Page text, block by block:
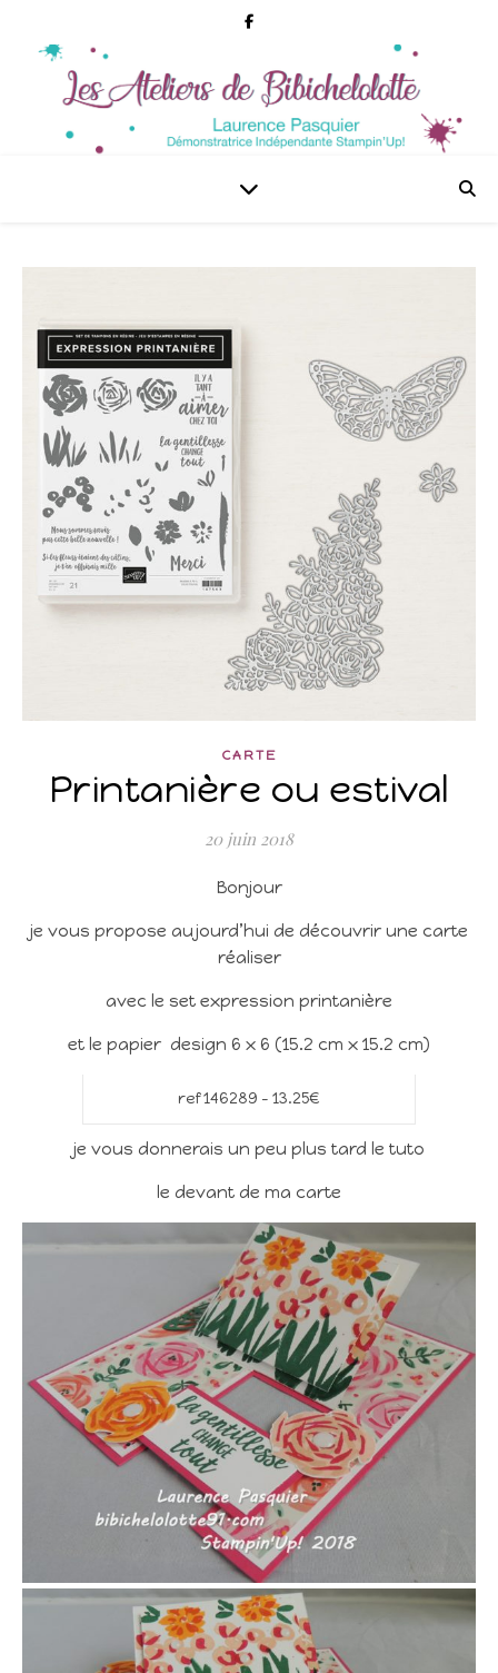
CARTE
Printanière ou estival
20 juin 2018
Bonjour
je vous propose aujourd’hui de découvrir une carte
réaliser
avec le set expression printanière
et le papier design 6 x 6 (15.2 cm x 15.2 cm)
ref 146289 – 13.25€
je vous donnerais un peu plus tard le tuto
le devant de ma carte